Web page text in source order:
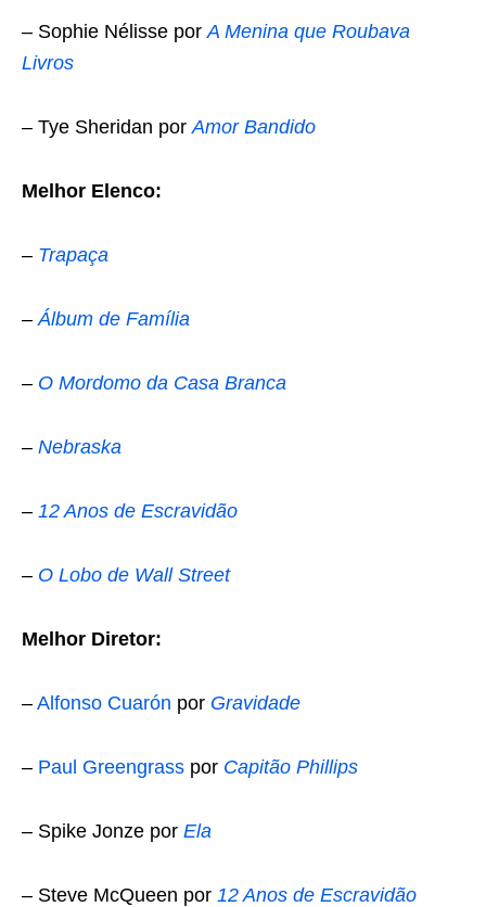
– Sophie Nélisse porA Menina que Roubava
Livros
– Tye Sheridan porAmor Bandido
Melhor Elenco:
– Trapaça
–Álbum de Família
– O Mordomo da Casa Branca
– Nebraska
– 12 Anos de Escravidão
– O Lobo de Wall Street
Melhor Diretor:
– Alfonso Cuarón por Gravidade
– Paul Greengrass por Capitão Phillips
– Spike Jonze por Ela
– Steve McQueen por 12 Anos de Escravidão